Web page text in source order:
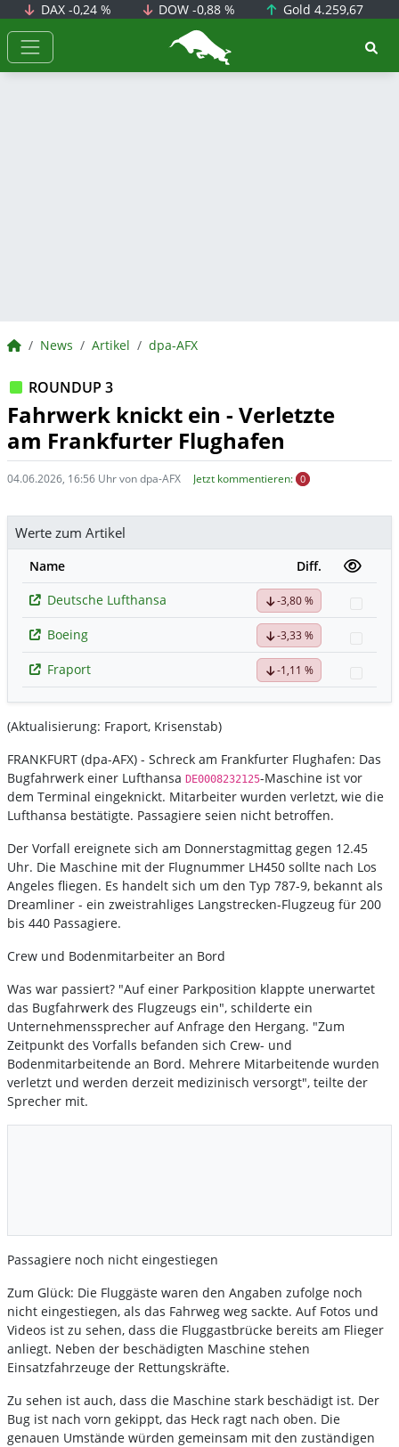
DAX -0,24 % DOW-0,88 % Gold 4.259,67
BörsenNEWS.de
BörsenNEWS.de
News Artikel dpa-AFX
ROUNDUP 3
Fahrwerk knickt ein - Verletzte
am Frankfurter Flughafen
04.06.2026, 16:56 Uhr von dpa-AFX Jetzt kommentieren: 0
Werte zum Artikel
Name
Diff.
Deutsche Lufthansa
-3,80 %
Boeing
-3,33 %
Fraport
-1,11 %
(Aktualisierung: Fraport, Krisenstab)
FRANKFURT (dpa-AFX) - Schreck am Frankfurter Flughafen: Das
Bugfahrwerk einer Lufthansa DE0008232125-Maschine ist vor
dem Terminal eingeknickt. Mitarbeiter wurden verletzt, wie die
Lufthansa bestätigte. Passagiere seien nicht betroffen.
Der Vorfall ereignete sich am Donnerstagmittag gegen 12.45
Uhr. Die Maschine mit der Flugnummer LH450 sollte nach Los
Angeles fliegen. Es handelt sich um den Typ 787-9, bekannt als
Dreamliner - ein zweistrahliges Langstrecken-Flugzeug für 200
bis 440 Passagiere.
Crew und Bodenmitarbeiter an Bord
Was war passiert? "Auf einer Parkposition klappte unerwartet
das Bugfahrwerk des Flugzeugs ein", schilderte ein
Unternehmenssprecher auf Anfrage den Hergang. "Zum
Zeitpunkt des Vorfalls befanden sich Crew- und
Bodenmitarbeitende an Bord. Mehrere Mitarbeitende wurden
verletzt und werden derzeit medizinisch versorgt", teilte der
Sprecher mit.
Passagiere noch nicht eingestiegen
Zum Glück: Die Fluggäste waren den Angaben zufolge noch
nicht eingestiegen, als das Fahrweg weg sackte. Auf Fotos und
Videos ist zu sehen, dass die Fluggastbrücke bereits am Flieger
anliegt. Neben der beschädigten Maschine stehen
Einsatzfahrzeuge der Rettungskräfte.
Zu sehen ist auch, dass die Maschine stark beschädigt ist. Der
Bug ist nach vorn gekippt, das Heck ragt nach oben. Die
genauen Umstände würden gemeinsam mit den zuständigen